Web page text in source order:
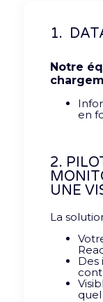
1.
Notre
en
2.
UNE
La
R
Des